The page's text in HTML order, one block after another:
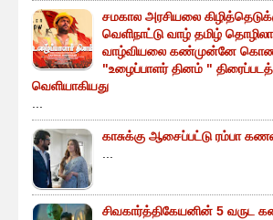
சமகால அரசியலை
வெளிநாட்டு வாழ் தமிழ்
வாழ்வியலை கண்முன்னே
"உழைப்பாளர் தினம் "
வெளியாகியது
...
காசுக்கு ஆசைப்பட்டு ரம்பா
...
சிவகார்த்திகேயனின் 5 வருட